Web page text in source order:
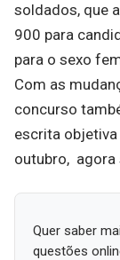
soldados, que
900 para
para o sexo
Com as
concurso
escrita
outubro, agora
Quer saber
questões